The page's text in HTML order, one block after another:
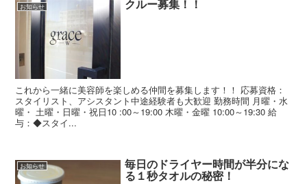
お知らせ クルー募集！！
これから一緒に美容師を楽しめる仲間を募集します！！ 応募資格：
スタイリスト、アシスタント中途経験者も大歓迎 勤務時間 月曜・水
曜・ 土曜・日曜・祝日10 :00～19:00 木曜・金曜 10:00～19:30 給
与：◆スタイ...
お知らせ 毎日のドライヤー時間が半分にな
る１秒タオルの秘密！